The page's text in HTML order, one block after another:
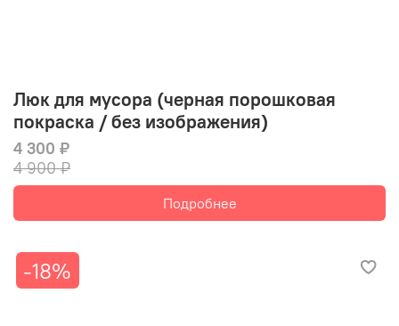
Люк для мусора (черная порошковая
покраска / без изображения)
4 300 ₽
4 900 ₽
Подробнее
-18%